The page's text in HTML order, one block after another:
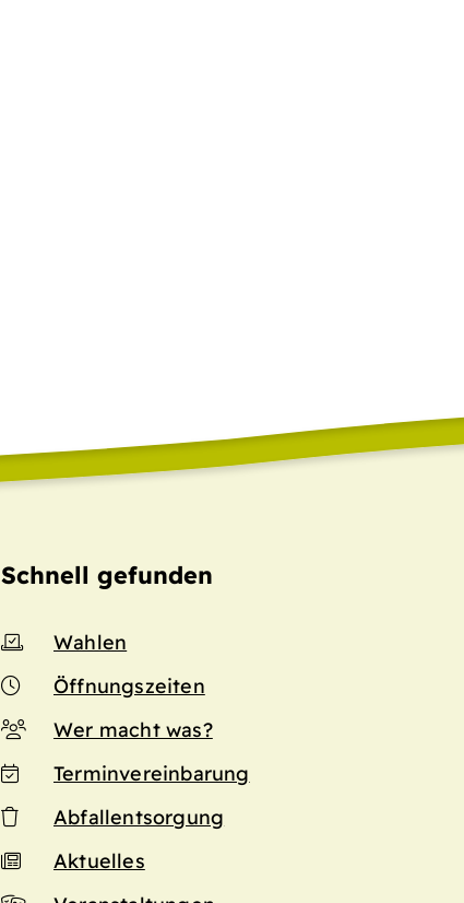
Schnell gefunden
Wahlen
Öffnungszeiten
Wer macht was?
Terminvereinbarung
Abfallentsorgung
Aktuelles